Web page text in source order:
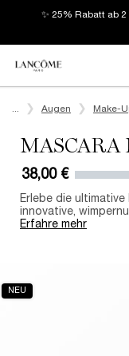
✨ 25% Rabatt ab
Augen Make-
MASCARA
38,00 €
Erlebe die
innovative,
Erfahre mehr
NEU